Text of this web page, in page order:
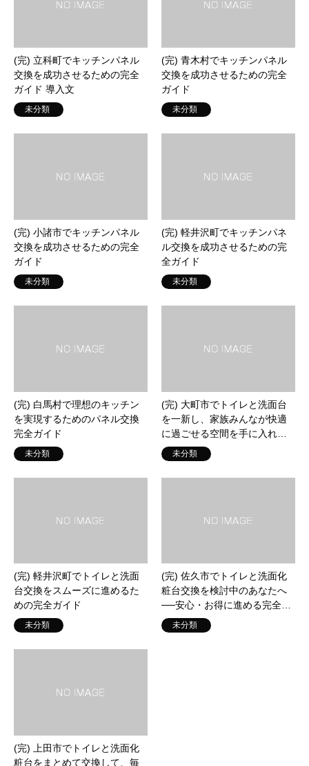
(完) 立科町でキッチンパネル
交換を成功させるための完全
ガイド 導入文
未分類
(完) 青木村でキッチンパネル
交換を成功させるための完全
ガイド
未分類
(完) 小諸市でキッチンパネル
交換を成功させるための完全
ガイド
未分類
(完) 軽井沢町でキッチンパネ
ル交換を成功させるための完
全ガイド
未分類
(完) 白馬村で理想のキッチン
を実現するためのパネル交換
完全ガイド
未分類
(完) 大町市でトイレと洗面台
を一新し、家族みんなが快適
に過ごせる空間を手に入れ…
未分類
(完) 軽井沢町でトイレと洗面
台交換をスムーズに進めるた
めの完全ガイド
未分類
(完) 佐久市でトイレと洗面化
粧台交換を検討中のあなたへ
──安心・お得に進める完全…
未分類
(完) 上田市でトイレと洗面化
粧台をまとめて交換して、毎